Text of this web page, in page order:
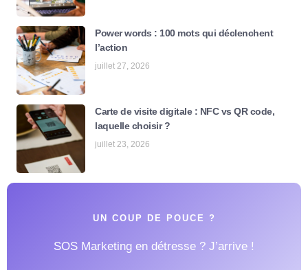
Power words : 100 mots qui déclenchent
l’action
juillet 27, 2026
Carte de visite digitale : NFC vs QR code,
laquelle choisir ?
juillet 23, 2026
UN COUP DE POUCE ?
SOS Marketing en détresse ? J’arrive !